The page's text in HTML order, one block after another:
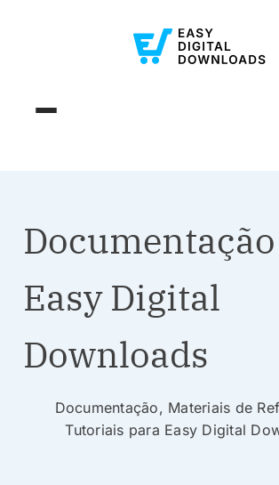
Easy Digital
Downloads
Documentação, Materiais de
Tutoriais para Easy Digital